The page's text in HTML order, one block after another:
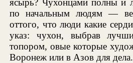
по начальным людям —
оттого, что люди какие
указ: чухон, выбрав
топором, овые которые
Воронеж или в Азов для